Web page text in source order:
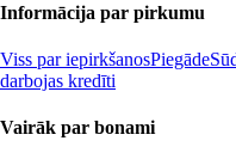
Informācija par pirkumu
Viss par iepirkšanosPiegāde
darbojas kredīti
Vairāk par bonami